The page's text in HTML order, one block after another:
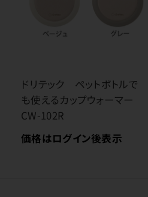
ドリテック ペットボトルで
も使えるカップウォーマー
CW-102R
価格はログイン後表示